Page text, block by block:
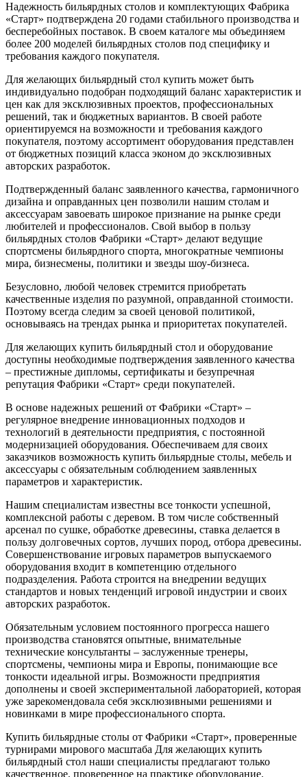
Надежность бильярдных столов и комплектующих Фабрика
«Старт» подтверждена 20 годами стабильного производства и
бесперебойных поставок. В своем каталоге мы объединяем
более 200 моделей бильярдных столов под специфику и
требования каждого покупателя.
Для желающих бильярдный стол купить может быть
индивидуально подобран подходящий баланс характеристик и
цен как для эксклюзивных проектов, профессиональных
решений, так и бюджетных вариантов. В своей работе
ориентируемся на возможности и требования каждого
покупателя, поэтому ассортимент оборудования представлен
от бюджетных позиций класса эконом до эксклюзивных
авторских разработок.
Подтвержденный баланс заявленного качества, гармоничного
дизайна и оправданных цен позволили нашим столам и
аксессуарам завоевать широкое признание на рынке среди
любителей и профессионалов. Свой выбор в пользу
бильярдных столов Фабрики «Старт» делают ведущие
спортсмены бильярдного спорта, многократные чемпионы
мира, бизнесмены, политики и звезды шоу-бизнеса.
Безусловно, любой человек стремится приобретать
качественные изделия по разумной, оправданной стоимости.
Поэтому всегда следим за своей ценовой политикой,
основываясь на трендах рынка и приоритетах покупателей.
Для желающих купить бильярдный стол и оборудование
доступны необходимые подтверждения заявленного качества
– престижные дипломы, сертификаты и безупречная
репутация Фабрики «Старт» среди покупателей.
В основе надежных решений от Фабрики «Старт» –
регулярное внедрение инновационных подходов и
технологий в деятельности предприятия, с постоянной
модернизацией оборудования. Обеспечиваем для своих
заказчиков возможность купить бильярдные столы, мебель и
аксессуары с обязательным соблюдением заявленных
параметров и характеристик.
Нашим специалистам известны все тонкости успешной,
комплексной работы с деревом. В том числе собственный
арсенал по сушке, обработке древесины, ставка делается в
пользу долговечных сортов, лучших пород, отбора древесины.
Совершенствование игровых параметров выпускаемого
оборудования входит в компетенцию отдельного
подразделения. Работа строится на внедрении ведущих
стандартов и новых тенденций игровой индустрии и своих
авторских разработок.
Обязательным условием постоянного прогресса нашего
производства становятся опытные, внимательные
технические консультанты – заслуженные тренеры,
спортсмены, чемпионы мира и Европы, понимающие все
тонкости идеальной игры. Возможности предприятия
дополнены и своей экспериментальной лабораторией, которая
уже зарекомендовала себя эксклюзивными решениями и
новинками в мире профессионального спорта.
Купить бильярдные столы от Фабрики «Старт», проверенные
турнирами мирового масштаба Для желающих купить
бильярдный стол наши специалисты предлагают только
качественное, проверенное на практике оборудование.